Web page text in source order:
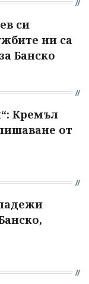
си
ни са
Банско
Кремъл
от